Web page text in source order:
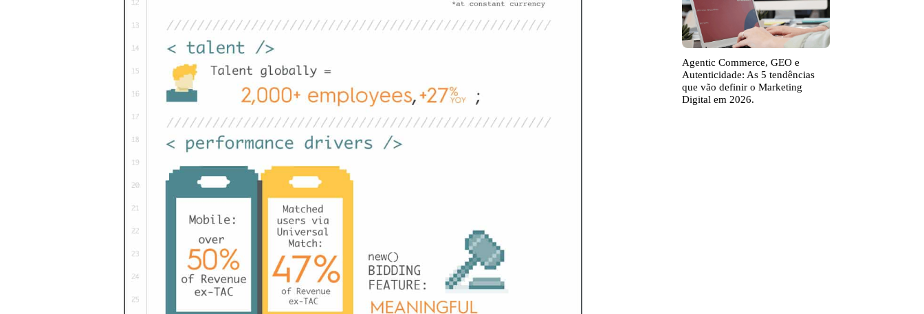
Agentic Commerce, GEO e
Autenticidade: As 5 tendências
que vão definir o Marketing
Digital em 2026.